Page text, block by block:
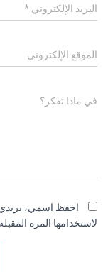
البريد الإلكتروني *
الموقع الإلكتروني
في ماذا تفكر؟
احفظ اسمي، بريدي
لاستخدامها المرة